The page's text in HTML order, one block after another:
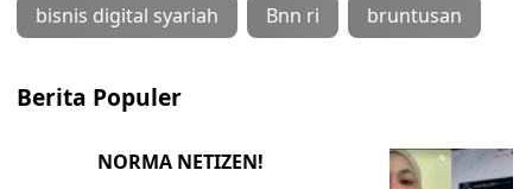
bisnis digital syariah Bnn ri bruntusan
Berita Populer
NORMA NETIZEN!